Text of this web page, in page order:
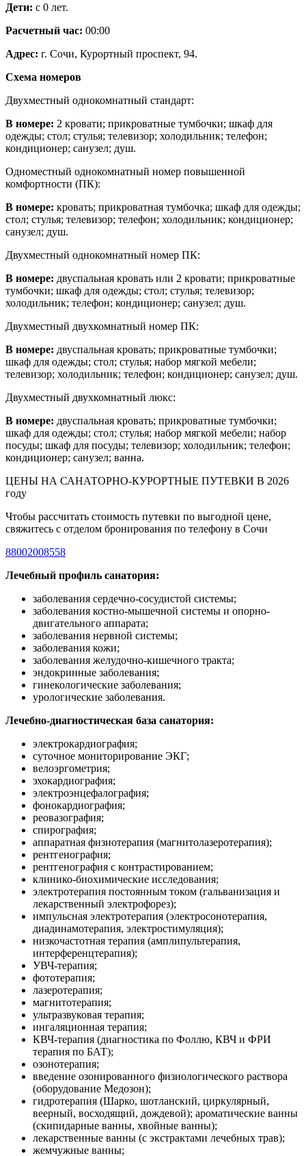
Дети: с 0 лет.
Расчетный час: 00:00
Адрес: г. Сочи, Курортный проспект, 94.
Схема номеров
Двухместный однокомнатный стандарт:
В номере: 2 кровати; прикроватные тумбочки; шкаф для
одежды; стол; стулья; телевизор; холодильник; телефон;
кондиционер; санузел; душ.
Одноместный однокомнатный номер повышенной
комфортности (ПК):
В номере: кровать; прикроватная тумбочка; шкаф для одежды;
стол; стулья; телевизор; телефон; холодильник; кондиционер;
санузел; душ.
Двухместный однокомнатный номер ПК:
В номере: двуспальная кровать или 2 кровати; прикроватные
тумбочки; шкаф для одежды; стол; стулья; телевизор;
холодильник; телефон; кондиционер; санузел; душ.
Двухместный двухкомнатный номер ПК:
В номере: двуспальная кровать; прикроватные тумбочки;
шкаф для одежды; стол; стулья; набор мягкой мебели;
телевизор; холодильник; телефон; кондиционер; санузел; душ.
Двухместный двухкомнатный люкс:
В номере: двуспальная кровать; прикроватные тумбочки;
шкаф для одежды; стол; стулья; набор мягкой мебели; набор
посуды; шкаф для посуды; телевизор; холодильник; телефон;
кондиционер; санузел; ванна.
ЦЕНЫ НА САНАТОРНО-КУРОРТНЫЕ ПУТЕВКИ В 2026
году
Чтобы рассчитать стоимость путевки по выгодной цене,
свяжитесь с отделом бронирования по телефону в Сочи
88002008558
Лечебный профиль санатория:
заболевания сердечно-сосудистой системы;
заболевания костно-мышечной системы и опорно-
двигательного аппарата;
заболевания нервной системы;
заболевания кожи;
заболевания желудочно-кишечного тракта;
эндокринные заболевания;
гинекологические заболевания;
урологические заболевания.
Лечебно-диагностическая база санатория:
электрокардиография;
суточное мониторирование ЭКГ;
велоэргометрия;
эхокардиография;
электроэнцефалография;
фонокардиография;
реовазография;
спирография;
аппаратная физиотерапия (магнитолазеротерапия);
рентгенография;
рентгенография с контрастированием;
клинико-биохимические исследования;
электротерапия постоянным током (гальванизация и
лекарственный электрофорез);
импульсная электротерапия (электросонотерапия,
диадинамотерапия, электростимуляция);
низкочастотная терапия (амплипультерапия,
интерференцтерапия);
УВЧ-терапия;
фототерапия;
лазеротерапия;
магнитотерапия;
ультразвуковая терапия;
ингаляционная терапия;
КВЧ-терапия (диагностика по Фоллю, КВЧ и ФРИ
терапия по БАТ);
озонотерапия;
введение озонированного физиологического раствора
(оборудование Медозон);
гидротерапия (Шарко, шотланский, циркулярный,
веерный, восходящий, дождевой); ароматические ванны
(скипидарные ванны, хвойные ванны);
лекарственные ванны (с экстрактами лечебных трав);
жемчужные ванны;